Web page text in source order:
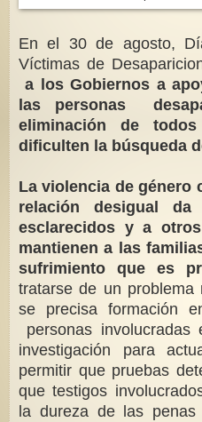
En el 30 de agosto,
Víctimas de
a los Gobiernos a
las personas
eliminación de
dificulten la búsqueda
La violencia de género
relación desigual
esclarecidos y a
mantienen a las
sufrimiento que es
tratarse de un problema
se precisa formación
personas
investigación para
permitir que pruebas
que testigos
la dureza de las